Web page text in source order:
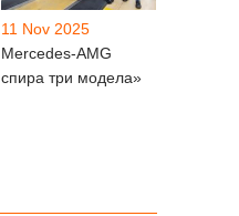
11 Nov 2025
Mercedes-AMG
спира три модела»